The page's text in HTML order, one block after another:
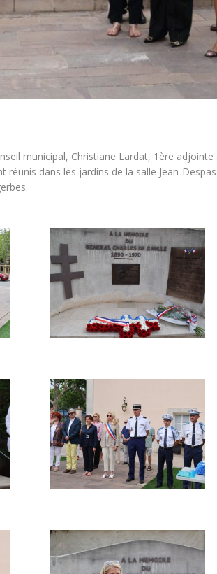
municipal, Christiane Lardat, 1ère
dans les jardins de la salle Jean-